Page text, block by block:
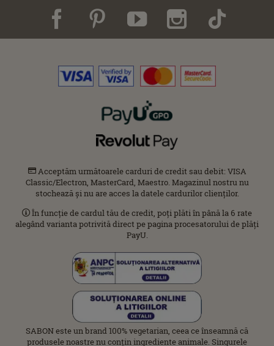
Acceptăm următoarele carduri de credit sau debit: VISA
Classic/Electron, MasterCard, Maestro. Magazinul nostru nu
stochează și nu are acces la datele cardurilor clienților.
În funcție de cardul tău de credit, poți plăti în până la 6 rate
alegând varianta potrivită direct pe pagina procesatorului de plăți
PayU.
SABON este un brand 100% vegetarian, ceea ce înseamnă că
produsele noastre nu conțin ingrediente animale. Singurele